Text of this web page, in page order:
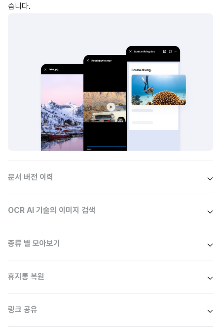
습니다.
문서 버전 이력
OCR AI 기술의 이미지 검색
종류 별 모아보기
휴지통 복원
링크 공유